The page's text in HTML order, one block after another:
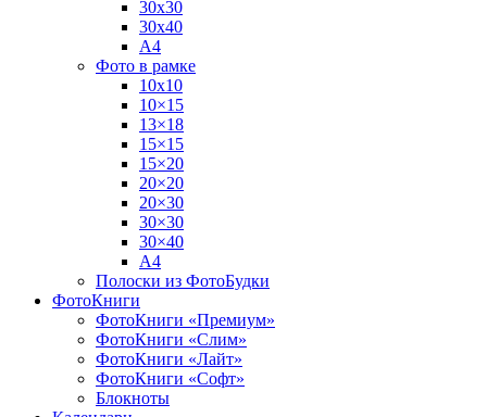
30х30
30х40
А4
Фото в рамке
10х10
10×15
13×18
15×15
15×20
20×20
20×30
30×30
30×40
A4
Полоски из ФотоБудки
ФотоКниги
ФотоКниги «Премиум»
ФотоКниги «Слим»
ФотоКниги «Лайт»
ФотоКниги «Софт»
Блокноты